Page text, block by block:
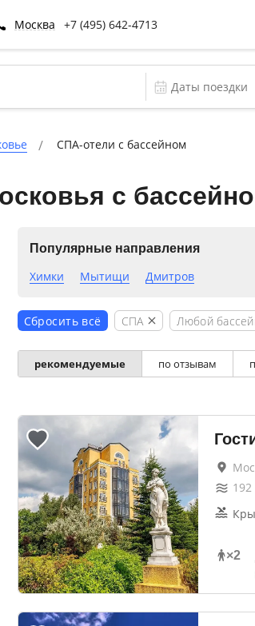
Москва +7 (495) 642-4713
СПА-отели с бассейном
с
Популярные направления
Химки Мытищи Дмитров
Сбросить всё СПА Любой
рекомендуемые по отзывам
192
×2